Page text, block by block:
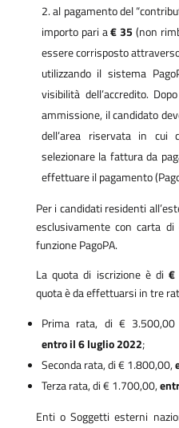
al pagamento del
importo pari a€ 35 (non
essere corrisposto
utilizzando il sistema
visibilità dell’accredito.
ammissione, il candidato
dell’area riservata in cui
selezionare la fattura da
effettuare il pagamento
Per i candidati residenti
esclusivamente con carta
funzione PagoPA.
La quota di iscrizione è di€
quota è da effettuarsi in tre
Prima rata, di € 3.500,00
entro il 6 luglio 2022;
Seconda rata, di € 1.800,00,
Terza rata, di € 1.700,00,
Enti o Soggetti esterni